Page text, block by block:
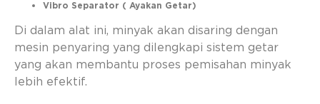
Vibro Separator ( Ayakan Getar)
Di dalam alat ini, minyak akan disaring dengan
mesin penyaring yang dilengkapi sistem getar
yang akan membantu proses pemisahan minyak
lebih efektif.